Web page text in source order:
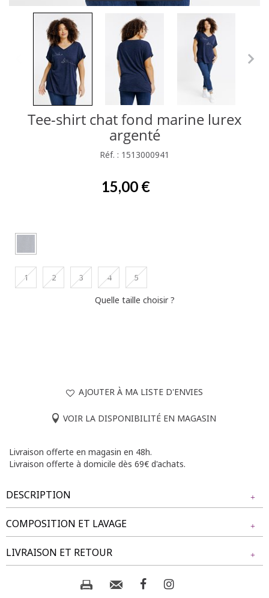
Tee-shirt chat fond marine lurex
argenté
Réf. : 1513000941
15,00 €
1 2 3 4 5
Quelle taille choisir ?
AJOUTER À MA LISTE D'ENVIES
VOIR LA DISPONIBILITÉ EN MAGASIN
Livraison offerte en magasin en 48h.
Livraison offerte à domicile dès 69€ d'achats.
DESCRIPTION
T-shirt grande taille à manches courtes avec imprimé chat.
Coupe ample. Col en V. Manches courtes avec emmanchures
basses et revers. Imprimé représentant deux chats, une
souris et un coeur. Base droite. Tissu en maille chinée.
COMPOSITION ET LAVAGE
Tissu principal : 65% VISCOSE, 30% POLYESTER, 5% FIBRE
METALLIQUE
Composition et lavage :
LIVRAISON ET RETOUR
NOS MODES DE LIVRAISON